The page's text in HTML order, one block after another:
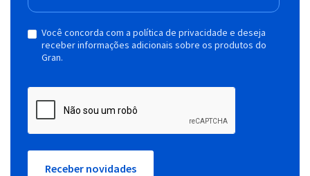
Você concorda com a política de privacidade e deseja
receber informações adicionais sobre os produtos do
Gran.
Receber novidades